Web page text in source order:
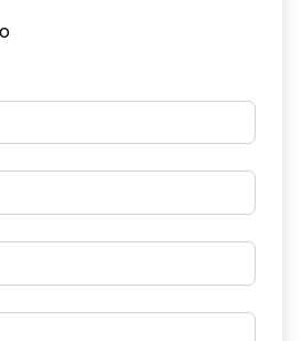
da 7"
e indicatore di cambiamento
alla disponibilità di rete
5G in base al veicolo